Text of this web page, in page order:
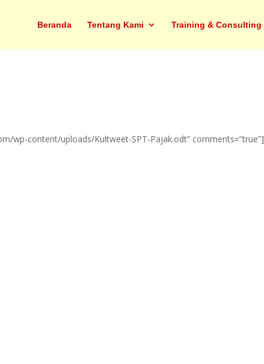
Beranda Tentang Kami Training & Consulting
wp-content/uploads/Kultweet-SPT-Pajak.odt” comments=”true”]